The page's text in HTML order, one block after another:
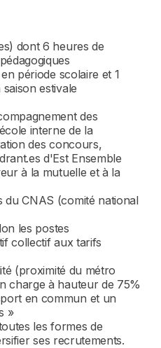
dont 6 heures de
période scolaire et 1
estivale
des
interne de la
des concours,
d'Est Ensemble
à la mutuelle et à la
CNAS (comité national
les postes
collectif aux tarifs
(proximité du métro
charge à hauteur de 75%
en commun et un
»
les formes de
ses recrutements.